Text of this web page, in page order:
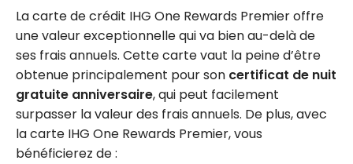
La carte de crédit IHG One Rewards Premier offre
une valeur exceptionnelle qui va bien au-delà de
ses frais annuels. Cette carte vaut la peine d’être
obtenue principalement pour son certificat de nuit
gratuite anniversaire, qui peut facilement
surpasser la valeur des frais annuels. De plus, avec
la carte IHG One Rewards Premier, vous
bénéficierez de :